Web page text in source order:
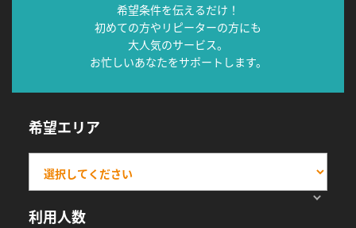
希望条件を伝えるだけ！
初めての方やリピーターの方にも
大人気のサービス。
お忙しいあなたをサポートします。
希望エリア
利用人数